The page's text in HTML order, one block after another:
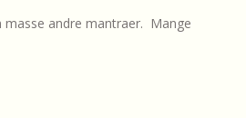
masse andre mantraer. Mange